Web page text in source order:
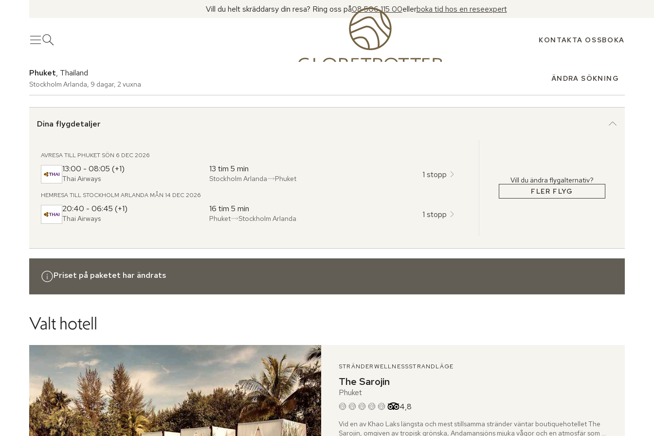
Vill du helt skräddarsy din resa? Ring oss på08 506 115 00ellerboka tid hos en reseexpert
MenyÖppna sök KONTAKTA OSSBOKA
Phuket, Thailand
Stockholm Arlanda, 9 dagar, 2 vuxna
ÄNDRA SÖKNING
Dina flygdetaljer
AVRESA TILL PHUKET SÖN 6 DEC 2026
13:00 - 08:05 (+1)
Thai Airways
13 tim 5 min
Från:
Stockholm Arlanda
,till: Phuket 1 stopp
HEMRESA TILL STOCKHOLM ARLANDA MÅN 14 DEC 2026
20:40 - 06:45 (+1)
Thai Airways
16 tim 5 min
Från:
Phuket
, till: Stockholm Arlanda 1 stopp
Vill du ändra flygalternativ?
FLER FLYG
Priset på paketet har ändrats
Valt hotell
STRÄNDERWELLNESSSTRANDLÄGE
The Sarojin
Phuket
4,8
Betyg från Tripadvisor: 4.8 of 5
Vid en av Khao Laks längsta och mest stillsamma stränder väntar boutiquehotellet The
Sarojin, omgiven av tropisk grönska, Andamansjöns mjuka vågor och en atmosfär som